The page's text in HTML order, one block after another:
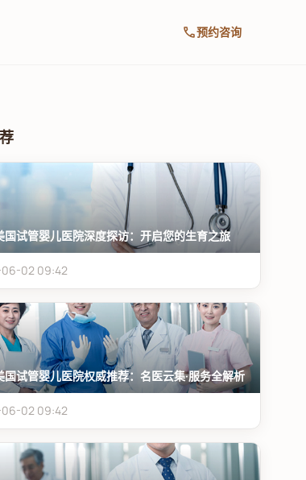
call预约咨询
试管婴儿医院深度探访：开启您的生育之旅
02 09:42
试管婴儿医院权威推荐：名医云集·服务全解析
02 09:42